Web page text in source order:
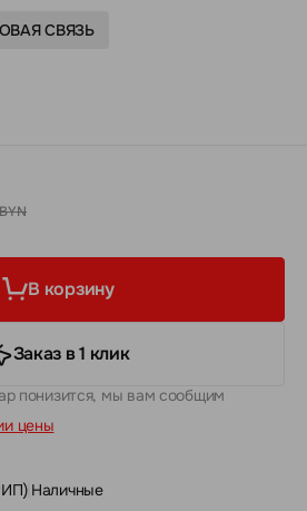
СВЯЗЬ
В корзину
Заказ в 1 клик
понизится, мы вам сообщим
цены
| Наличные